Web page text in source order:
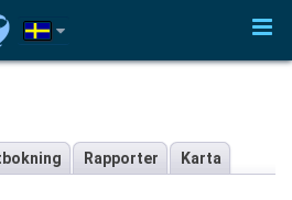
Rapporter
Karta